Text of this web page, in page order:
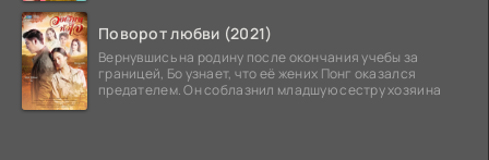
Поворот любви (2021)
Вернувшись на родину после окончания учебы за
границей, Бо узнает, что её жених Понг оказался
предателем. Он соблазнил младшую сестру хозяина